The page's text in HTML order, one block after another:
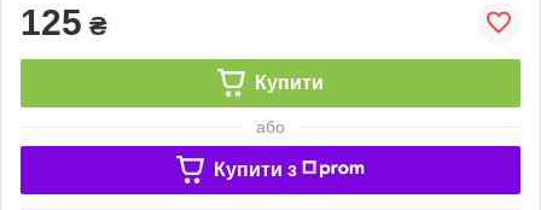
125 ₴
Купити
або
Купити з